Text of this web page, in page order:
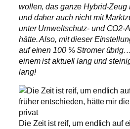
wollen, das ganze Hybrid-Zeug
und daher auch nicht mit
unter Umweltschutz- und CO2-
hätte. Also, mit dieser
auf einen 100 % Stromer
einem ist aktuell lang und
lang!
Die Zeit ist reif, um endlich auf